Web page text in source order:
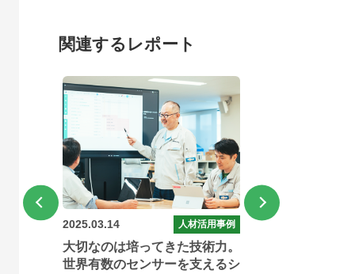
関連するレポート
人材活用事例
ってきた技術力。
ンサーを支えるシ
2025.03.04 最新市場データ
ジョブズコミュニティーレポー
ト 2025年2月号 ―子の看護お